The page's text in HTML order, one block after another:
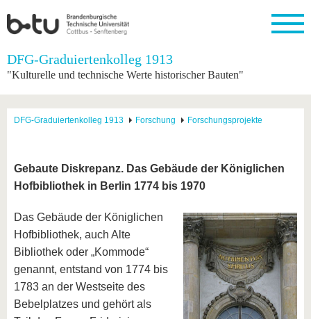
Startseite
Engagement
Forschung
Förderung
Wissenschaftlicher
Im
Studium
dem
Profil
an die
BTU
BTU ins
Für
internationale
Kontakt
Kontakt
Fachkräfte
BTU
Innovative
Transferprojekte
Lernen
Sie uns
kennen
Career
BTU &
Region
erleben
DFG-Graduiertenkolleg 1913
"Kulturelle und technische Werte historischer Bauten"
DFG-Graduiertenkolleg 1913 Forschung Forschungsprojekte
Gebaute Diskrepanz. Das Gebäude der Königlichen
Hofbibliothek in Berlin 1774 bis 1970
Das Gebäude der Königlichen
Hofbibliothek, auch Alte
Bibliothek oder „Kommode“
genannt, entstand von 1774 bis
1783 an der Westseite des
Bebelplatzes und gehört als